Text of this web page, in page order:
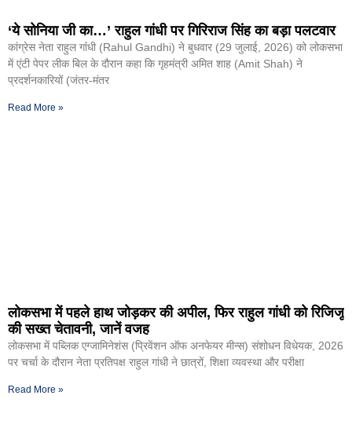
‘ये सोनिया जी का…’ राहुल गांधी पर गिरिराज सिंह का बड़ा पलटवार
कांग्रेस नेता राहुल गांंधी (Rahul Gandhi) ने बुधवार (29 जुलाई, 2026) को लोकसभा
में एंटी पेपर लीक बिल के दौरान कहा कि गृहमंत्री अमित शाह (Amit Shah) ने
प्रदर्शनकारियों (जंतर-मंतर
Read More »
लोकसभा में पहले हाथ जोड़कर की अपील, फिर राहुल गांधी को रिजिजू
की सख्त चेतावनी, जानें वजह
लोकसभा में पब्लिक एग्जामिनेशंस (प्रिवेंशन ऑफ अनफेयर मीन्स) संशोधन विधेयक, 2026
पर चर्चा के दौरान नेता प्रतिपक्ष राहुल गांधी ने छात्रों, शिक्षा व्यवस्था और परीक्षा
Read More »